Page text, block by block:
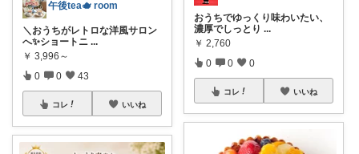
午後tea🫖 room
＼おうちがレトロな洋風サロン
へ✨ショートニ ...
￥ 3,996～
0 0 43
コレ いいね
おうちでゆっくり味わいたい、
濃厚でしっとり ...
￥ 2,760
0 0 0
コレ いいね